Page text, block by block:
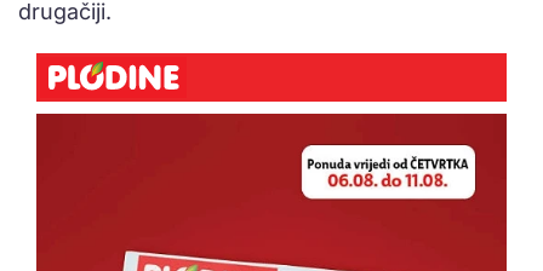
drugačiji.